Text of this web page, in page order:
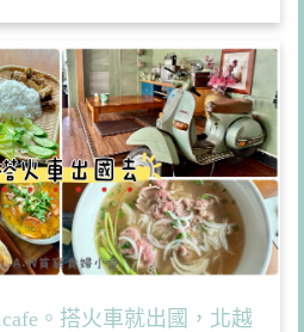
。搭火車就出國，北越